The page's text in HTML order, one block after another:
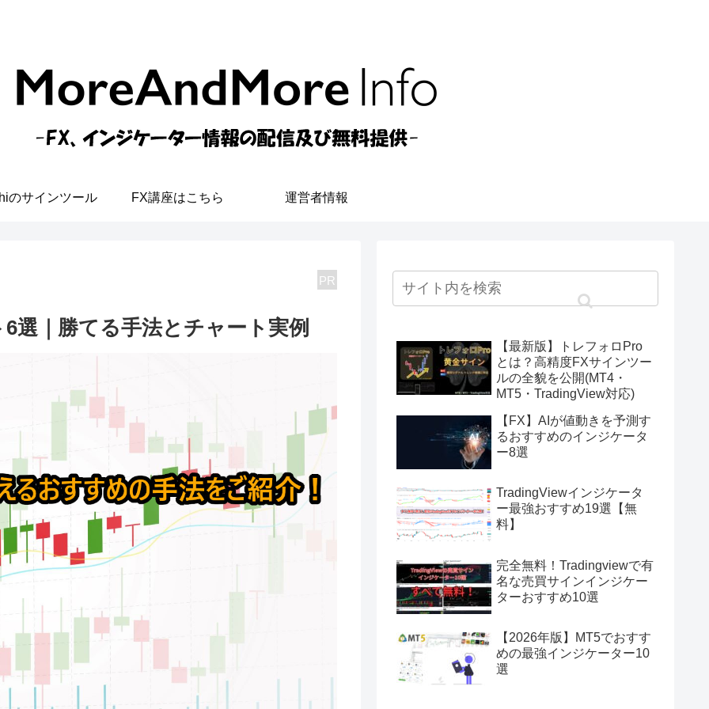
のサインツール FX講座はこちら 運営者情報
PR
選｜勝てる手法とチャート実例
【最新版】トレフォロPro
とは？高精度FXサインツー
ルの全貌を公開(MT4・
MT5・TradingView対応)
【FX】AIが値動きを予測す
るおすすめのインジケータ
ー8選
TradingViewインジケータ
ー最強おすすめ19選【無
料】
完全無料！Tradingviewで有
名な売買サインインジケー
ターおすすめ10選
【2026年版】MT5でおすす
めの最強インジケーター10
選